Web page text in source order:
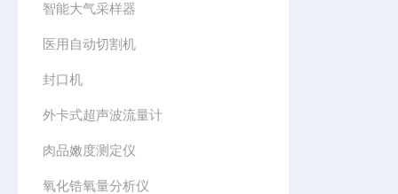
智能大气采样器
医用自动切割机
封口机
外卡式超声波流量计
肉品嫩度测定仪
氧化锆氧量分析仪